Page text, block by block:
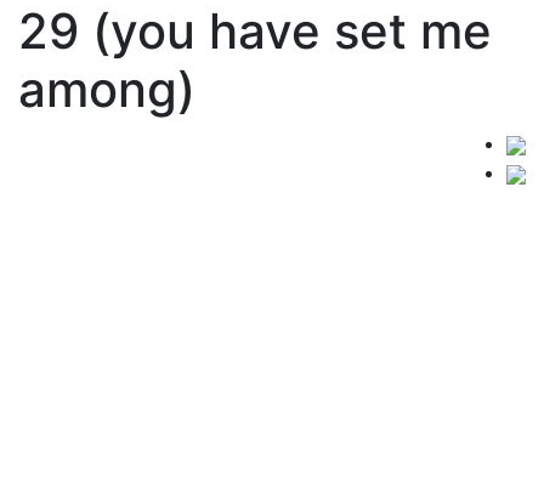
29 (you have set me
among)